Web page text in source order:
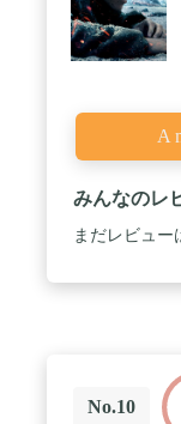
みんなのレ
まだレビュー
No.10